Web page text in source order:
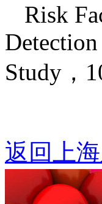
Risk
Study，
返回上